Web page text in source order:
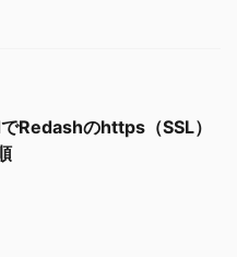
Redashのhttps（SSL）